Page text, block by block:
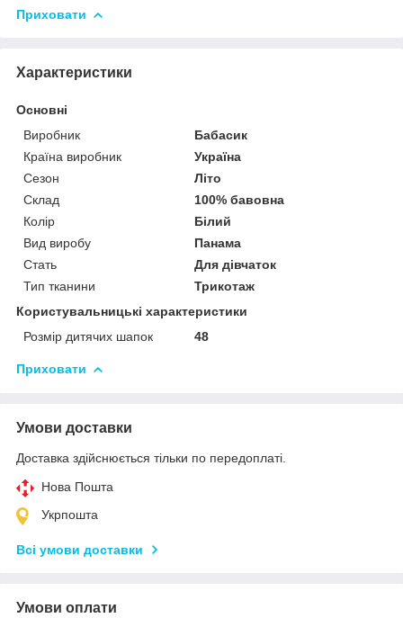
Приховати
Характеристики
Основні
Виробник
Бабасик
Країна виробник
Україна
Сезон
Літо
Склад
100% бавовна
Колір
Білий
Вид виробу
Панама
Стать
Для дівчаток
Тип тканини
Трикотаж
Користувальницькі характеристики
Розмір дитячих шапок
48
Приховати
Умови доставки
Доставка здійснюється тільки по передоплаті.
Нова Пошта
Укрпошта
Всі умови доставки
Умови оплати